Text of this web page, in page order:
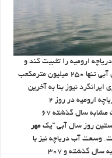
ارومیه را تثبیت کند و
نگین آبی آذربایجان در شش ماهه پربارش سال آبی تنها ۲۵۰ میلیون مترمکعب
ایرانگرد نیوز بنا به آخرین
آمارهای منتشره توسط وزارت نیرو، تراز آب دریاچه ارومیه در روز ۲
فروردین‌ماه، ۱۲۷۰.۷۳ بوده که نسبت به مدت مشابه سال گذشته ۶۷
روز سال آبی “یک مهر
وسعت آب دریاچه نیز با
۱۱۷۶ کیلومترمربع کاهش نسبت به مدت مشابه سال گذشته و ۳۰۷